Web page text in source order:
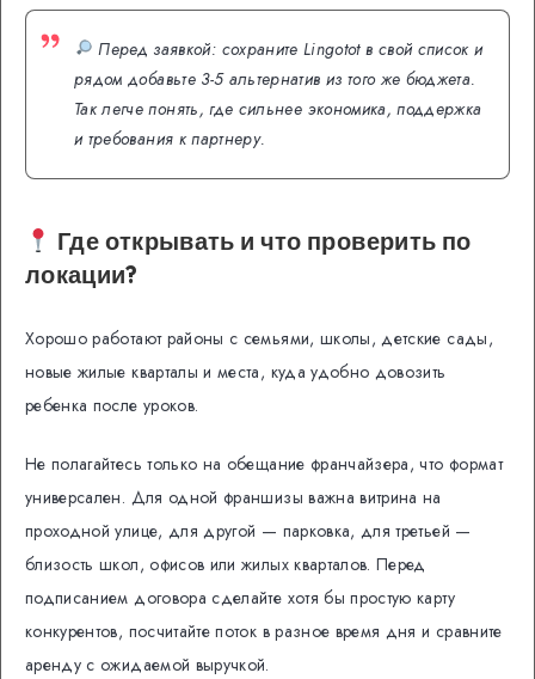
Перед заявкой: сохраните Lingotot в свой список и
рядом добавьте 3-5 альтернатив из того же бюджета.
Так легче понять, где сильнее экономика, поддержка
и требования к партнеру.
Где открывать и что проверить по
локации?
Хорошо работают районы с семьями, школы, детские сады,
новые жилые кварталы и места, куда удобно довозить
ребенка после уроков.
Не полагайтесь только на обещание франчайзера, что формат
универсален. Для одной франшизы важна витрина на
проходной улице, для другой — парковка, для третьей —
близость школ, офисов или жилых кварталов. Перед
подписанием договора сделайте хотя бы простую карту
конкурентов, посчитайте поток в разное время дня и сравните
аренду с ожидаемой выручкой.